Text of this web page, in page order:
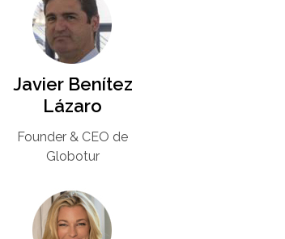
Javier Benítez
Lázaro
Founder & CEO de
Globotur​